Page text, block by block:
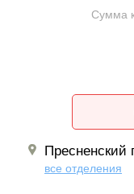
Сумма
все отделения